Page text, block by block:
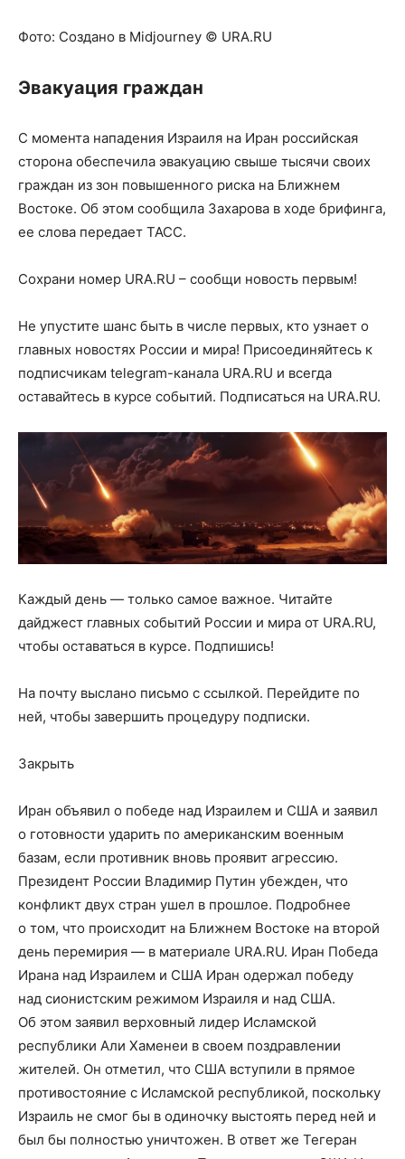
Фото: Создано в Midjourney © URA.RU
Эвакуация граждан
С момента нападения Израиля на Иран российская
сторона обеспечила эвакуацию свыше тысячи своих
граждан из зон повышенного риска на Ближнем
Востоке. Об этом сообщила Захарова в ходе брифинга,
ее слова передает ТАСС.
Сохрани номер URA.RU – сообщи новость первым!
Не упустите шанс быть в числе первых, кто узнает о
главных новостях России и мира! Присоединяйтесь к
подписчикам telegram-канала URA.RU и всегда
оставайтесь в курсе событий. Подписаться на URA.RU.
Каждый день — только самое важное. Читайте
дайджест главных событий России и мира от URA.RU,
чтобы оставаться в курсе. Подпишись!
На почту выслано письмо с ссылкой. Перейдите по
ней, чтобы завершить процедуру подписки.
Закрыть
Иран объявил о победе над Израилем и США и заявил
о готовности ударить по американским военным
базам, если противник вновь проявит агрессию.
Президент России Владимир Путин убежден, что
конфликт двух стран ушел в прошлое. Подробнее
о том, что происходит на Ближнем Востоке на второй
день перемирия — в материале URA.RU. Иран Победа
Ирана над Израилем и США Иран одержал победу
над сионистским режимом Израиля и над США.
Об этом заявил верховный лидер Исламской
республики Али Хаменеи в своем поздравлении
жителей. Он отметил, что США вступили в прямое
противостояние с Исламской республикой, поскольку
Израиль не смог бы в одиночку выстоять перед ней и
был бы полностью уничтожен. В ответ же Тегеран